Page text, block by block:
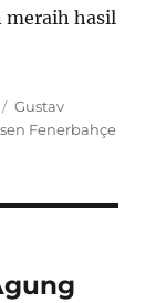
meraih hasil
Tags
Gustav
Fenerbahçe